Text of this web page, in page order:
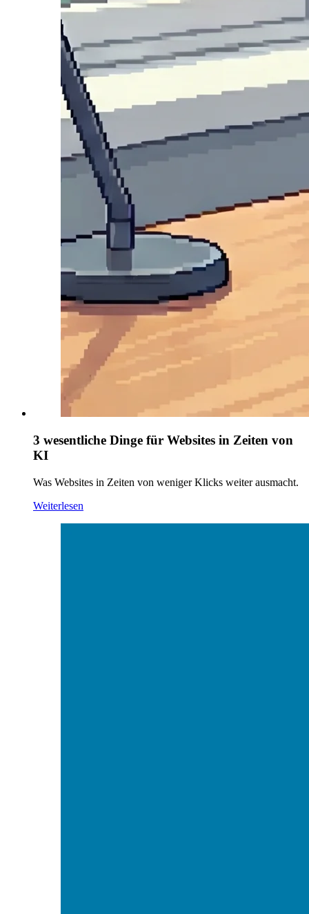
3 wesentliche Dinge für Websites in Zeiten von
KI
Was Websites in Zeiten von weniger Klicks weiter ausmacht.
Weiterlesen